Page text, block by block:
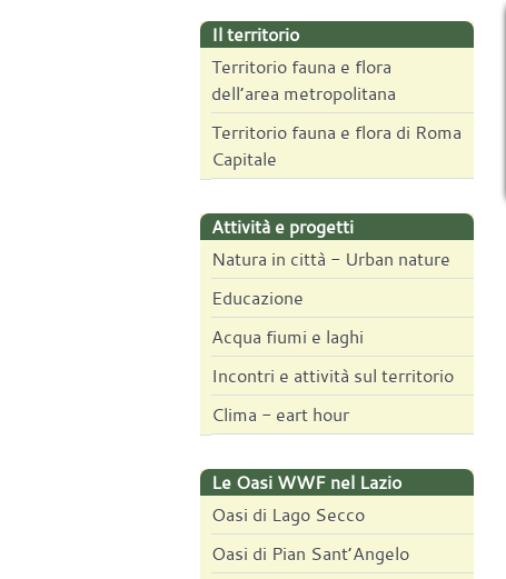
Il territorio
Territorio fauna e flora
dell’area metropolitana
Territorio fauna e flora di Roma
Capitale
Attività e progetti
Natura in città - Urban nature
Educazione
Acqua fiumi e laghi
Incontri e attività sul territorio
Clima - eart hour
Le Oasi WWF nel Lazio
Oasi di Lago Secco
Oasi di Pian Sant’Angelo